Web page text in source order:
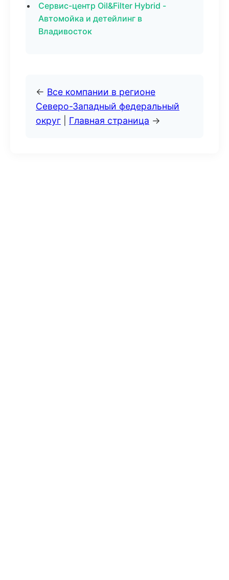
Сервис-центр Oil&Filter Hybrid -
Автомойка и детейлинг в
Владивосток
← Все компании в регионе
Северо-Западный федеральный
округ
Главная страница →